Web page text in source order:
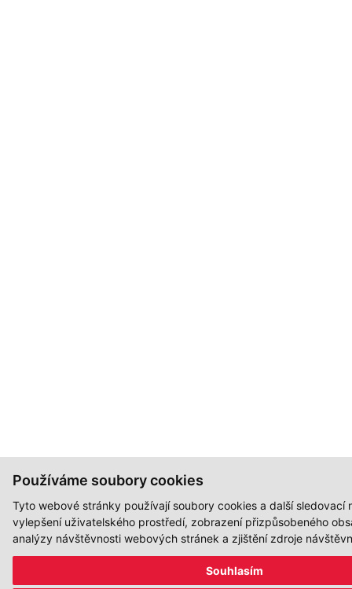
Používáme soubory cookies
Tyto webové stránky používají soubory cookies a další sledovací
vylepšení uživatelského prostředí, zobrazení přizpůsobeného
analýzy návštěvnosti webových stránek a zjištění zdroje
Souhlasím